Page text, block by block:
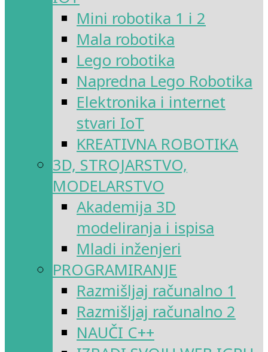
Mini robotika 1 i 2
Mala robotika
Lego robotika
Napredna Lego Robotika
Elektronika i internet
stvari IoT
KREATIVNA ROBOTIKA
3D, STROJARSTVO,
MODELARSTVO
Akademija 3D
modeliranja i ispisa
Mladi inženjeri
PROGRAMIRANJE
Razmišljaj računalno 1
Razmišljaj računalno 2
NAUČI C++